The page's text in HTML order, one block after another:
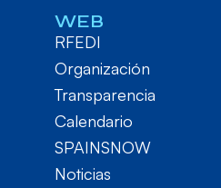
WEB
RFEDI
Organización
Transparencia
Calendario
SPAINSNOW
Noticias